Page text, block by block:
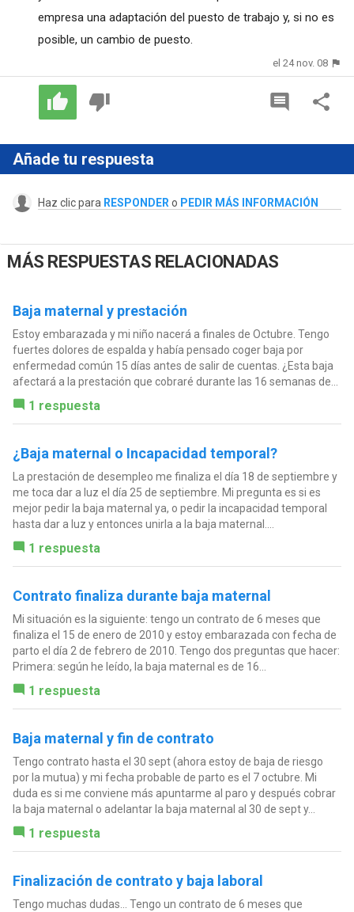
empresa una adaptación del puesto de trabajo y, si no es
posible, un cambio de puesto.
el 24 nov. 08
Añade tu respuesta
Haz clic para RESPONDER o PEDIR MÁS INFORMACIÓN
MÁS RESPUESTAS RELACIONADAS
Baja maternal y prestación
Estoy embarazada y mi niño nacerá a finales de Octubre. Tengo
fuertes dolores de espalda y había pensado coger baja por
enfermedad común 15 días antes de salir de cuentas. ¿Esta baja
afectará a la prestación que cobraré durante las 16 semanas de...
1 respuesta
¿Baja maternal o Incapacidad temporal?
La prestación de desempleo me finaliza el día 18 de septiembre y
me toca dar a luz el día 25 de septiembre. Mi pregunta es si es
mejor pedir la baja maternal ya, o pedir la incapacidad temporal
hasta dar a luz y entonces unirla a la baja maternal....
1 respuesta
Contrato finaliza durante baja maternal
Mi situación es la siguiente: tengo un contrato de 6 meses que
finaliza el 15 de enero de 2010 y estoy embarazada con fecha de
parto el día 2 de febrero de 2010. Tengo dos preguntas que hacer:
Primera: según he leído, la baja maternal es de 16...
1 respuesta
Baja maternal y fin de contrato
Tengo contrato hasta el 30 sept (ahora estoy de baja de riesgo
por la mutua) y mi fecha probable de parto es el 7 octubre. Mi
duda es si me conviene más apuntarme al paro y después cobrar
la baja maternal o adelantar la baja maternal al 30 de sept y...
1 respuesta
Finalización de contrato y baja laboral
Tengo muchas dudas... Tengo un contrato de 6 meses que